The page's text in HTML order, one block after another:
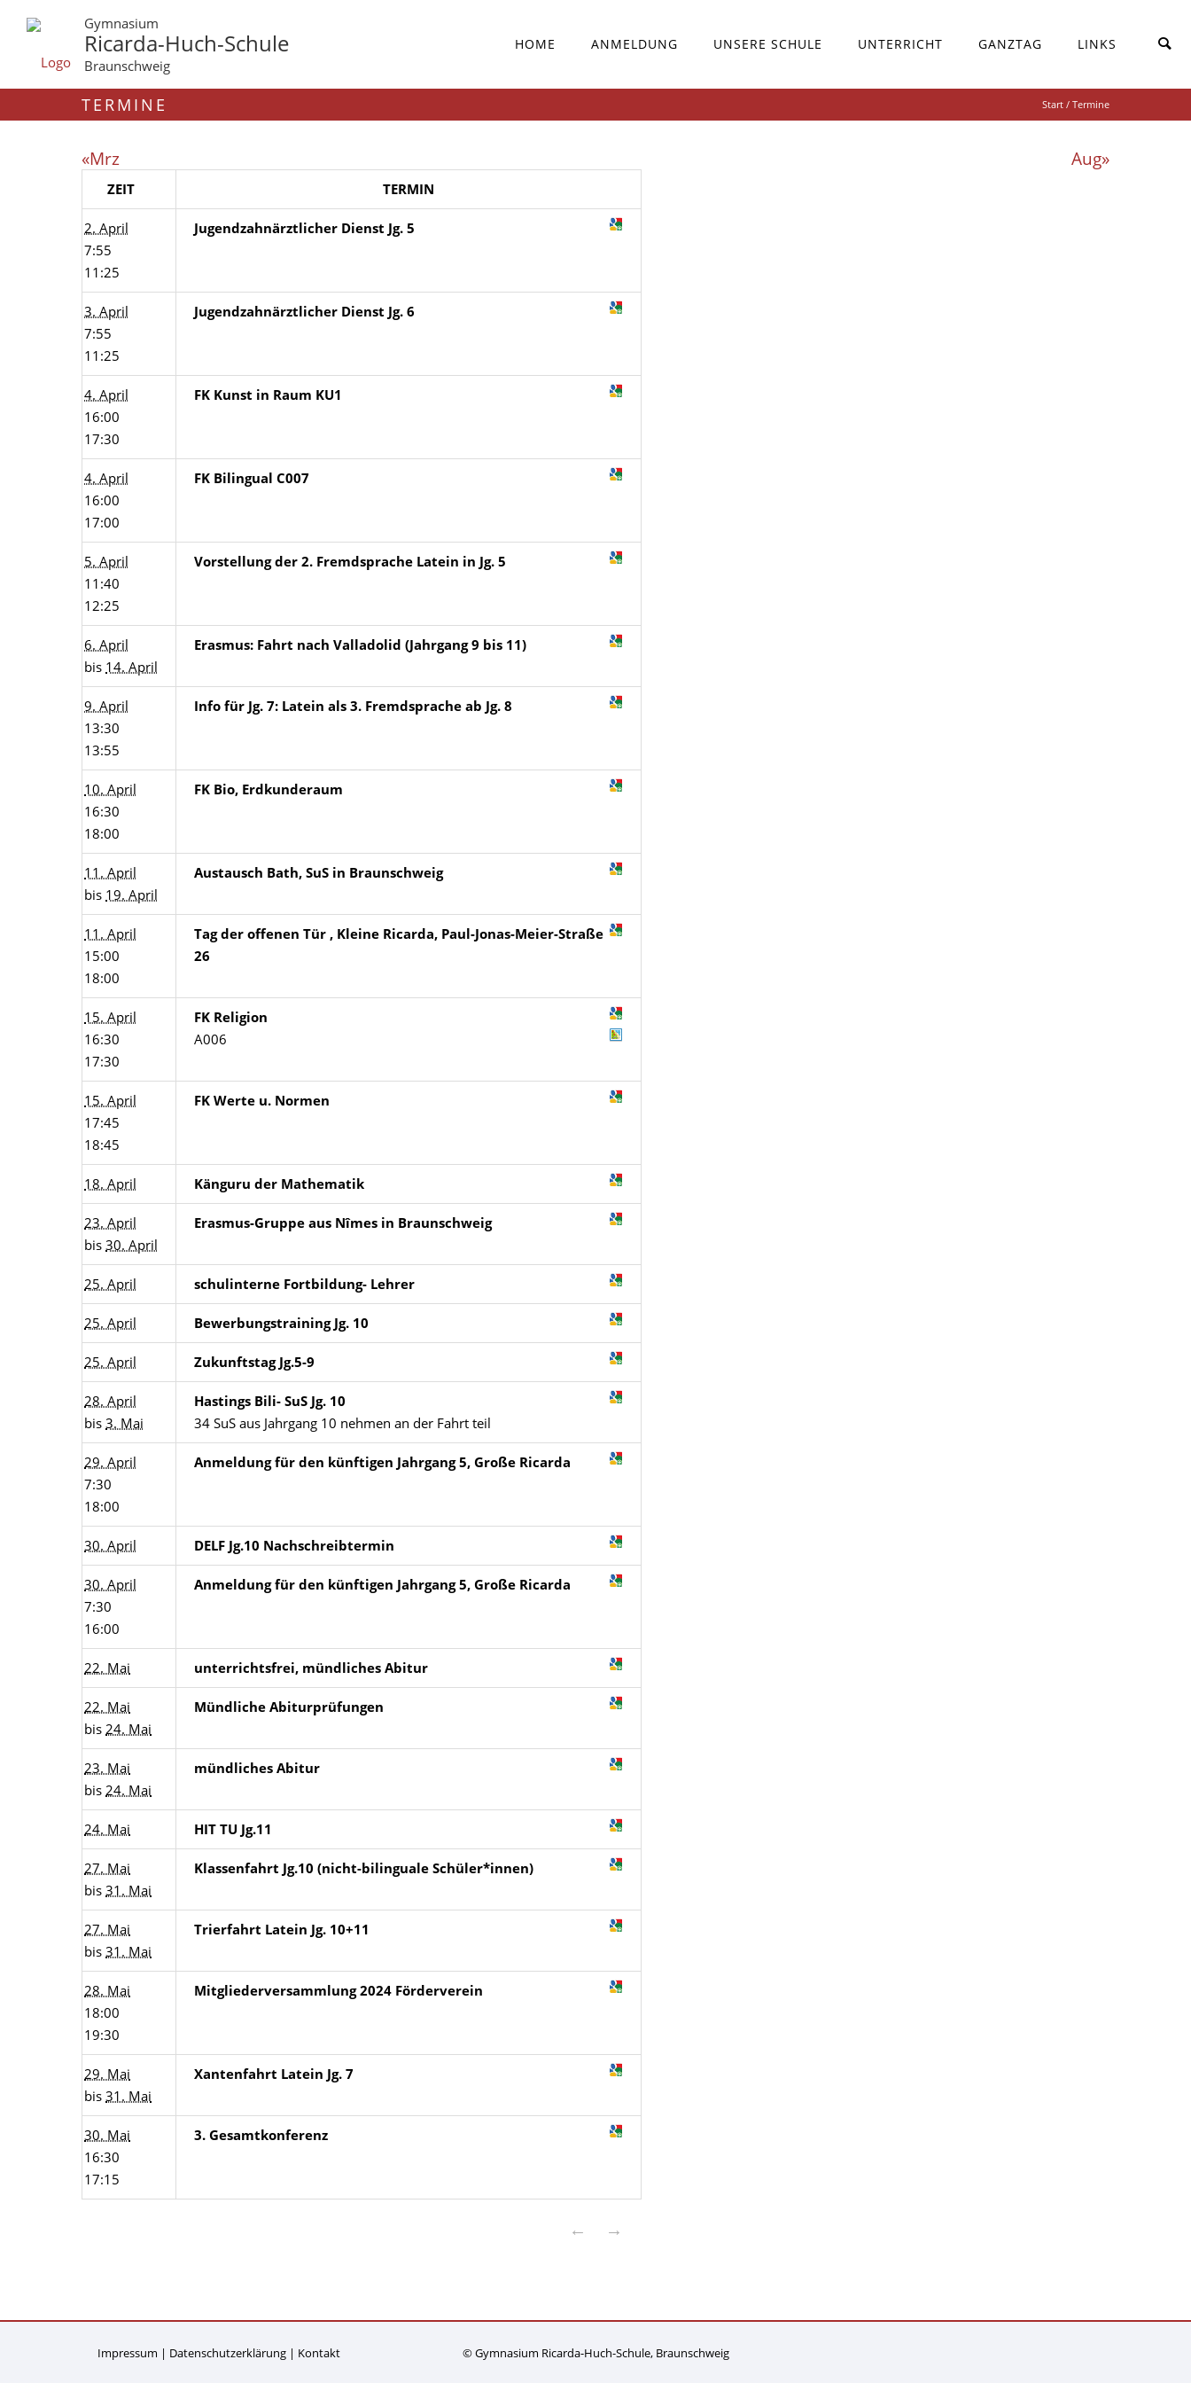
Gymnasium
Ricarda-Huch-Schule
Braunschweig
HOME ANMELDUNG UNSERE SCHULE UNTERRICHT GANZTAG LINKS
TERMINE Start / Termine
«Mrz Aug»
ZEIT TERMIN
2. April
7:55
11:25
Jugendzahnärztlicher Dienst Jg. 5
3. April
7:55
11:25
Jugendzahnärztlicher Dienst Jg. 6
4. April
16:00
17:30
FK Kunst in Raum KU1
4. April
16:00
17:00
FK Bilingual C007
5. April
11:40
12:25
Vorstellung der 2. Fremdsprache Latein in Jg. 5
6. April
bis 14. April
Erasmus: Fahrt nach Valladolid (Jahrgang 9 bis 11)
9. April
13:30
13:55
Info für Jg. 7: Latein als 3. Fremdsprache ab Jg. 8
10. April
16:30
18:00
FK Bio, Erdkunderaum
11. April
bis 19. April
Austausch Bath, SuS in Braunschweig
11. April
15:00
18:00
Tag der offenen Tür , Kleine Ricarda, Paul-Jonas-Meier-Straße
26
15. April
16:30
17:30
FK Religion
A006
15. April
17:45
18:45
FK Werte u. Normen
18. April Känguru der Mathematik
23. April
bis 30. April
Erasmus-Gruppe aus Nîmes in Braunschweig
25. April schulinterne Fortbildung- Lehrer
25. April Bewerbungstraining Jg. 10
25. April Zukunftstag Jg.5-9
28. April
bis 3. Mai
Hastings Bili- SuS Jg. 10
34 SuS aus Jahrgang 10 nehmen an der Fahrt teil
29. April
7:30
18:00
Anmeldung für den künftigen Jahrgang 5, Große Ricarda
30. April DELF Jg.10 Nachschreibtermin
30. April
7:30
16:00
Anmeldung für den künftigen Jahrgang 5, Große Ricarda
22. Mai unterrichtsfrei, mündliches Abitur
22. Mai
bis 24. Mai
Mündliche Abiturprüfungen
23. Mai
bis 24. Mai
mündliches Abitur
24. Mai HIT TU Jg.11
27. Mai
bis 31. Mai
Klassenfahrt Jg.10 (nicht-bilinguale Schüler*innen)
27. Mai
bis 31. Mai
Trierfahrt Latein Jg. 10+11
28. Mai
18:00
19:30
Mitgliederversammlung 2024 Förderverein
29. Mai
bis 31. Mai
Xantenfahrt Latein Jg. 7
30. Mai
16:30
17:15
3. Gesamtkonferenz
← →
Impressum Datenschutzerklärung Kontakt © Gymnasium Ricarda-Huch-Schule, Braunschweig